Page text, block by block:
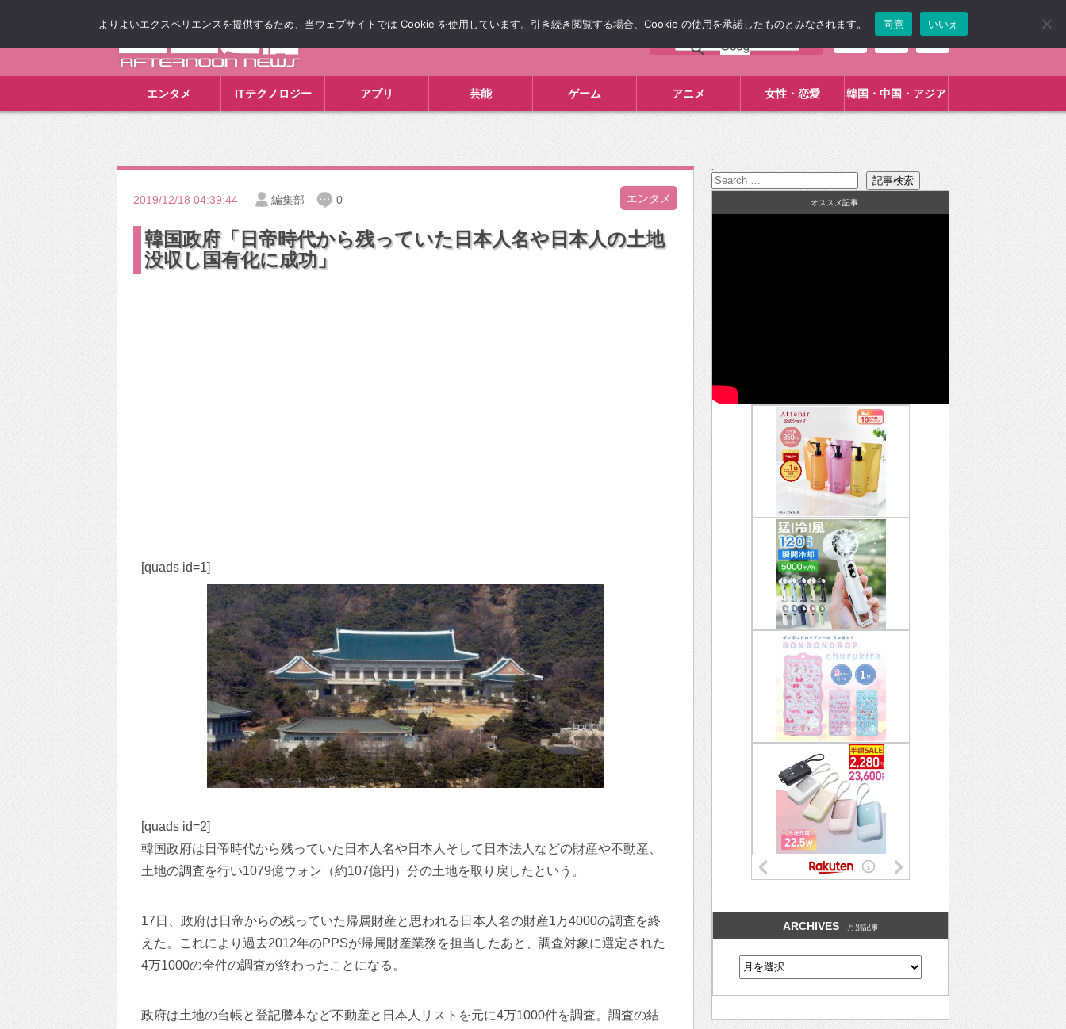
エンタメ ITテクノロジー アプリ 芸能 ゲーム アニメ 女性・恋愛 韓国・中国・アジア
2019/12/18 04:39:44 編集部 0 エンタメ
韓国政府「日帝時代から残っていた日本人名や日本人の土地
没収し国有化に成功」
[quads id=1]
[quads id=2]
韓国政府は日帝時代から残っていた日本人名や日本人そして日本法人などの財産や不動産、
土地の調査を行い1079億ウォン（約107億円）分の土地を取り戻したという。
17日、政府は日帝からの残っていた帰属財産と思われる日本人名の財産1万4000の調査を終
えた。これにより過去2012年のPPSが帰属財産業務を担当したあと、調査対象に選定された
4万1000の全件の調査が終わったことになる。
政府は土地の台帳と登記謄本など不動産と日本人リストを元に4万1000件を調査。調査の結
:
オススメ記事
ARCHIVES 月別記事
よりよいエクスペリエンスを提供するため、当ウェブサイトでは Cookie を使用しています。引き続き閲覧する場合、Cookie の使用を承諾したものとみなされます。 同意 いいえ